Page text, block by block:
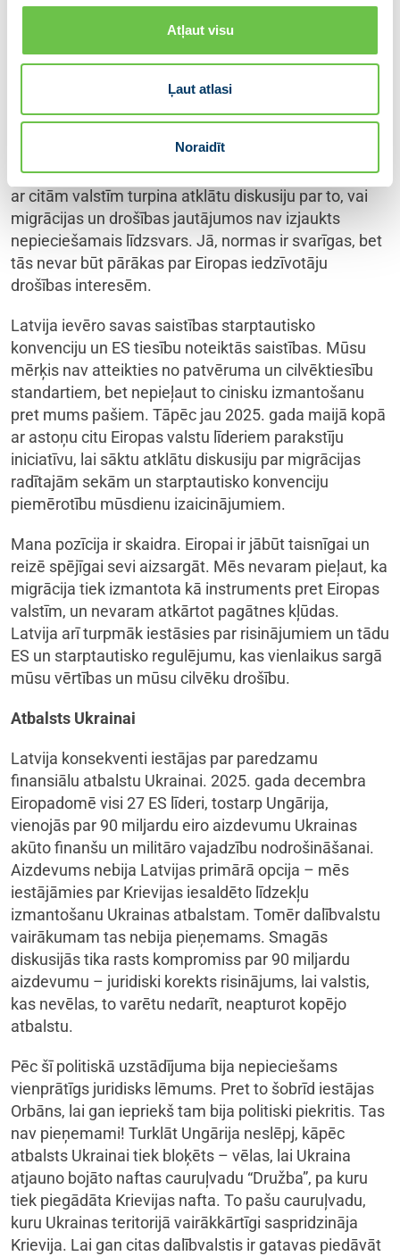
Atļaut visu
Ļaut atlasi
Noraidīt
Ja uz Latvijas robežas tiek īstenots organizēts
spiediens, tad citām Eiropas valstīm ir grūtības izraidīt
cilvēkus, kuri uzturas valstī nelikumīgi vai ir izdarījuši
Cilvēktiesību konvencijas interpretācija ir ierobežojusi
valstu iespējas pilnvērtīgi īstenot savus pienākumus
un sabiedrības gaidas par drošību. Tāpēc Latvija kopā
ar citām valstīm turpina atklātu diskusiju par to, vai
migrācijas un drošības jautājumos nav izjaukts
nepieciešamais līdzsvars. Jā, normas ir svarīgas, bet
tās nevar būt pārākas par Eiropas iedzīvotāju
drošības interesēm.
Latvija ievēro savas saistības starptautisko
konvenciju un ES tiesību noteiktās saistības. Mūsu
mērķis nav atteikties no patvēruma un cilvēktiesību
standartiem, bet nepieļaut to cinisku izmantošanu
pret mums pašiem. Tāpēc jau 2025. gada maijā kopā
ar astoņu citu Eiropas valstu līderiem parakstīju
iniciatīvu, lai sāktu atklātu diskusiju par migrācijas
radītajām sekām un starptautisko konvenciju
piemērotību mūsdienu izaicinājumiem.
Mana pozīcija ir skaidra. Eiropai ir jābūt taisnīgai un
reizē spējīgai sevi aizsargāt. Mēs nevaram pieļaut, ka
migrācija tiek izmantota kā instruments pret Eiropas
valstīm, un nevaram atkārtot pagātnes kļūdas.
Latvija arī turpmāk iestāsies par risinājumiem un tādu
ES un starptautisko regulējumu, kas vienlaikus sargā
mūsu vērtības un mūsu cilvēku drošību.
Atbalsts Ukrainai
Latvija konsekventi iestājas par paredzamu
finansiālu atbalstu Ukrainai. 2025. gada decembra
Eiropadomē visi 27 ES līderi, tostarp Ungārija,
vienojās par 90 miljardu eiro aizdevumu Ukrainas
akūto finanšu un militāro vajadzību nodrošināšanai.
Aizdevums nebija Latvijas primārā opcija – mēs
iestājāmies par Krievijas iesaldēto līdzekļu
izmantošanu Ukrainas atbalstam. Tomēr dalībvalstu
vairākumam tas nebija pieņemams. Smagās
diskusijās tika rasts kompromiss par 90 miljardu
aizdevumu – juridiski korekts risinājums, lai valstis,
kas nevēlas, to varētu nedarīt, neapturot kopējo
atbalstu.
Pēc šī politiskā uzstādījuma bija nepieciešams
vienprātīgs juridisks lēmums. Pret to šobrīd iestājas
Orbāns, lai gan iepriekš tam bija politiski piekritis. Tas
nav pieņemami! Turklāt Ungārija neslēpj, kāpēc
atbalsts Ukrainai tiek bloķēts – vēlas, lai Ukraina
atjauno bojāto naftas cauruļvadu “Družba”, pa kuru
tiek piegādāta Krievijas nafta. To pašu cauruļvadu,
kuru Ukrainas teritorijā vairākkārtīgi saspridzināja
Krievija. Lai gan citas dalībvalstis ir gatavas piedāvāt